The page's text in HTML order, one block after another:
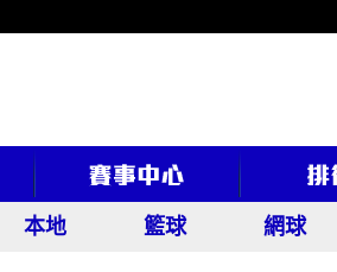
本地 籃球 網球